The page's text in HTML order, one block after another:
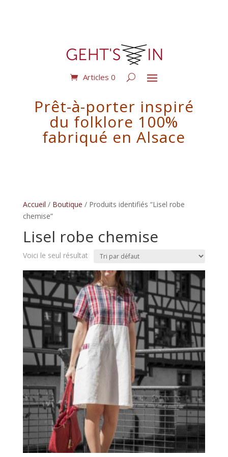
Articles 0
Prêt-à-porter inspiré
du folklore 100%
fabriqué en Alsace
Accueil / Boutique / Produits identifiés “Lisel robe
chemise”
Lisel robe chemise
Voici le seul résultat